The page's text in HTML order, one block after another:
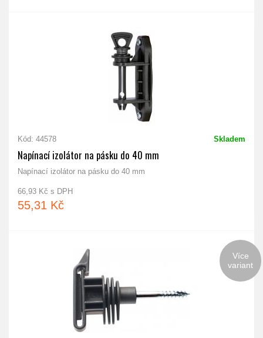
Kód: 44578 Skladem
Napínací izolátor na pásku do 40 mm
Napínací izolátor na pásku do 40 mm
66,93 Kč s DPH
55,31 Kč
Více
variant